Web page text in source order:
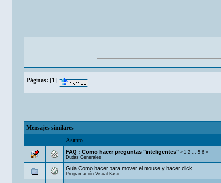
Páginas: [1]
Mensajes similares
Asunto
FAQ : Como hacer preguntas "inteligentes" «1 2...5 6»
Dudas Generales
Guia Como hacer para mover el mouse y hacer click
Programación Visual Basic